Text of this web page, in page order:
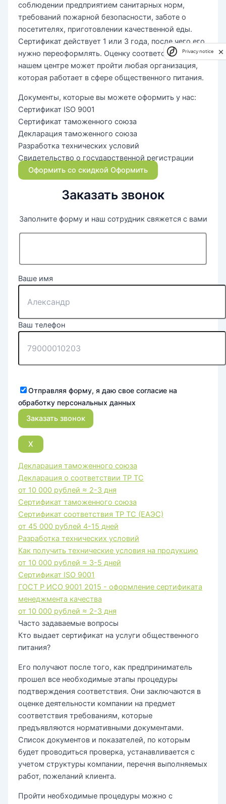
соблюдении предприятием санитарных норм,
требований пожарной безопасности, заботе о
посетителях, приготовлении качественной еды.
Сертификат действует 1 или 3 года, после чего его
нужно переоформлять. Оценку соответствия в
нашем центре может пройти любая организация,
которая работает в сфере общественного питания.
Документы, которые вы можете оформить у нас:
Сертификат ISO 9001
Сертификат таможенного союза
Декларация таможенного союза
Разработка технических условий
Свидетельство о государственной регистрации
Оформить со скидкой Оформить
Заказать звонок
Заполните форму и наш сотрудник свяжется с вами
Ваше имя
Ваш телефон
Отправляя форму, я даю свое согласие на
обработку персональных данных
X
Декларация таможенного союза
Декларация о соответствии ТР ТС
от 10 000 рублей ≈ 2-3 дня
Сертификат таможенного союза
Сертификат соответствия ТР ТС (ЕАЭС)
от 45 000 рублей 4-15 дней
Разработка технических условий
Как получить технические условия на продукцию
от 10 000 рублей ≈ 3-5 дней
Сертификат ISO 9001
ГОСТ Р ИСО 9001 2015 - оформление сертификата
менеджмента качества
от 10 000 рублей ≈ 2-3 дня
Часто задаваемые вопросы
Кто выдает сертификат на услуги общественного
питания?
Его получают после того, как предприниматель
прошел все необходимые этапы процедуры
подтверждения соответствия. Они заключаются в
оценке деятельности компании на предмет
соответствия требованиям, которые
предъявляются нормативными документами.
Список документов и показателей, по которым
будет проводиться проверка, устанавливается с
учетом структуры компании, перечня выполняемых
работ, пожеланий клиента.
Пройти необходимые процедуры можно с
Privacy notice